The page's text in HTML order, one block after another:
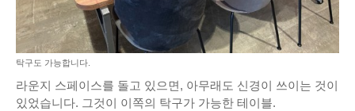
탁구도 가능합니다.
라운지 스페이스를 돌고 있으면, 아무래도 신경이 쓰이는 것이
있었습니다. 그것이 이쪽의 탁구가 가능한 테이블.